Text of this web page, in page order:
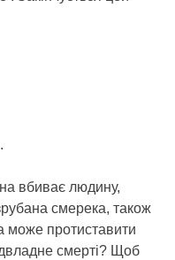
вбиває людину,
смерека, також
може протиставити
смерті? Щоб